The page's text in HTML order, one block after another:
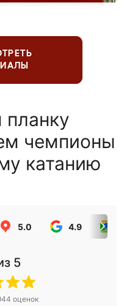
чемпионы
катанию
5.0 4.9
5
оценок